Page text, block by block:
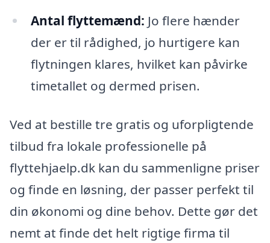
Antal flyttemænd: Jo flere hænder
der er til rådighed, jo hurtigere kan
flytningen klares, hvilket kan påvirke
timetallet og dermed prisen.
Ved at bestille tre gratis og uforpligtende
tilbud fra lokale professionelle på
flyttehjaelp.dk kan du sammenligne priser
og finde en løsning, der passer perfekt til
din økonomi og dine behov. Dette gør det
nemt at finde det helt rigtige firma til